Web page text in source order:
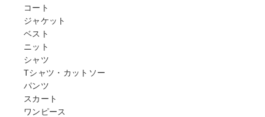
コート
ジャケット
ベスト
ニット
シャツ
Tシャツ・カットソー
パンツ
スカート
ワンピース